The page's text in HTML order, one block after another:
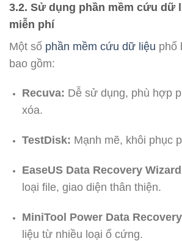
3.2. Sử dụng phần mềm cứu dữ
miễn phí
Một số phần mềm cứu dữ liệu phổ
bao gồm:
Recuva: Dễ sử dụng, phù hợp
xóa.
TestDisk: Mạnh mẽ, khôi phục
EaseUS Data Recovery
loại file, giao diện thân thiện.
MiniTool Power Data
liệu từ nhiều loại ổ cứng.